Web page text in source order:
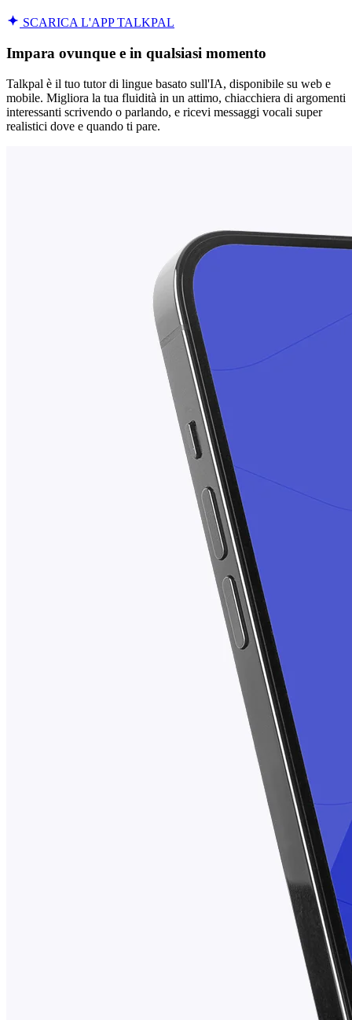
SCARICA L'APP TALKPAL
Impara ovunque e in qualsiasi momento
Talkpal è il tuo tutor di lingue basato sull'IA, disponibile su web e
mobile. Migliora la tua fluidità in un attimo, chiacchiera di argomenti
interessanti scrivendo o parlando, e ricevi messaggi vocali super
realistici dove e quando ti pare.